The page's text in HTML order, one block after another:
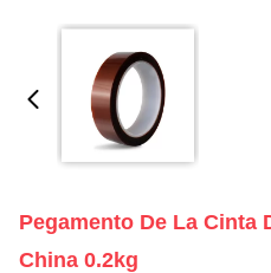
Pegamento De La Cinta
China 0.2kg